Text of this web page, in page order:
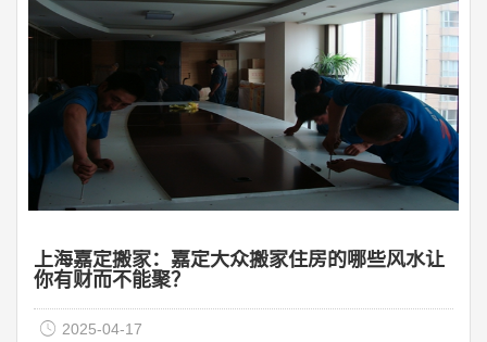
上海嘉定搬家：嘉定大众搬家住房的哪些风水让
你有财而不能聚？
2025-04-17